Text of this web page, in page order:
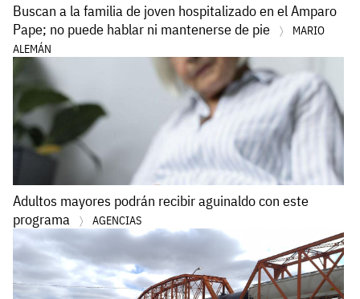
Buscan a la familia de joven hospitalizado en el Amparo
Pape; no puede hablar ni mantenerse de pie
MARIO
ALEMÁN
Adultos mayores podrán recibir aguinaldo con este
programa
AGENCIAS